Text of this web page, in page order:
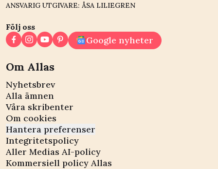
ANSVARIG UTGIVARE: ÅSA LILIEGREN
Följ oss
Google nyheter
Om Allas
Nyhetsbrev
Alla ämnen
Våra skribenter
Om cookies
Hantera preferenser
Integritetspolicy
Aller Medias AI-policy
Kommersiell policy Allas